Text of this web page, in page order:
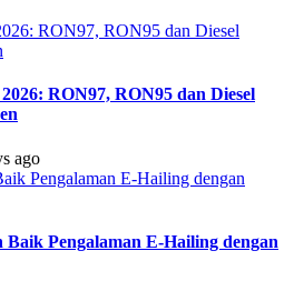
RON97, RON95 dan Diesel
RON97, RON95 dan Diesel
ago
Pengalaman E-Hailing dengan
Pengalaman E-Hailing dengan